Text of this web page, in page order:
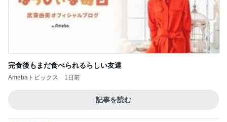
完食後もまだ食べられるらしい友達
Amebaトピックス 1日前
記事を読む